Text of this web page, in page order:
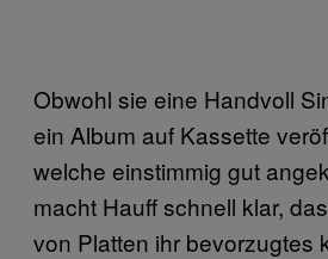
Obwohl sie eine Handvoll
ein Album auf Kassette
welche einstimmig gut
macht Hauff schnell klar,
von Platten ihr bevorzugtes